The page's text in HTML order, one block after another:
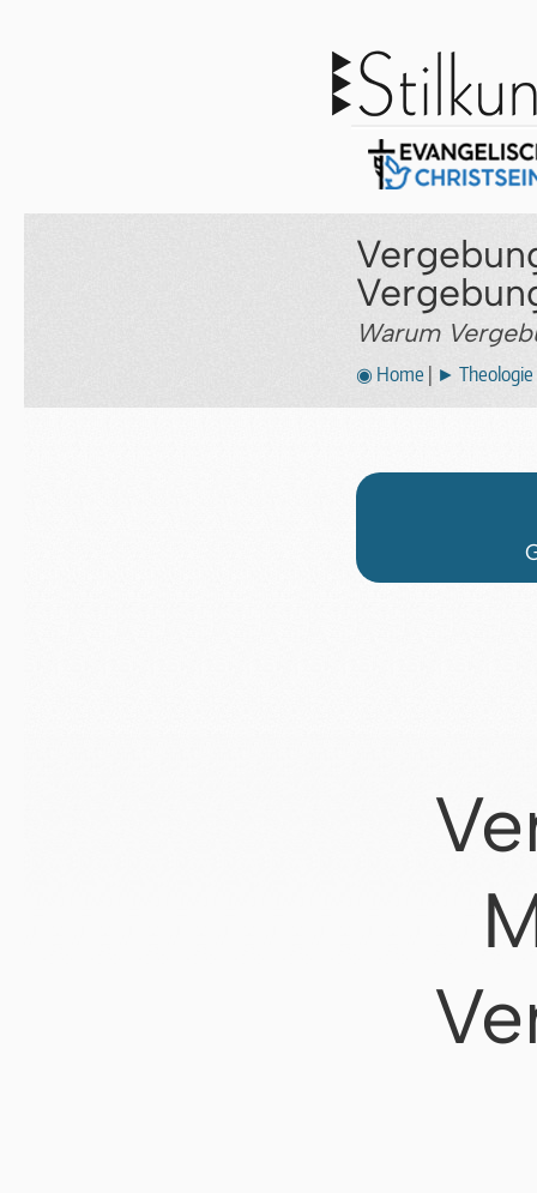
Warum
◉ Home ► Theologie